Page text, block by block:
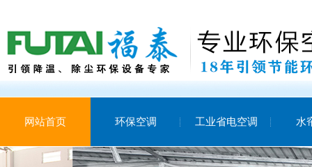
网站首页 环保空调 工业省电空调 水